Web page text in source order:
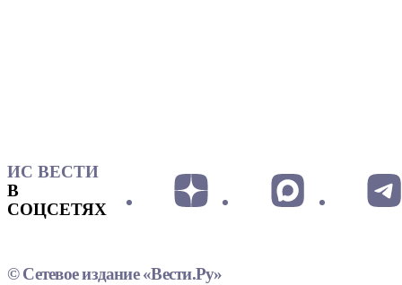
ИС ВЕСТИ
В
СОЦСЕТЯХ
© Сетевое издание «Вести.Ру»